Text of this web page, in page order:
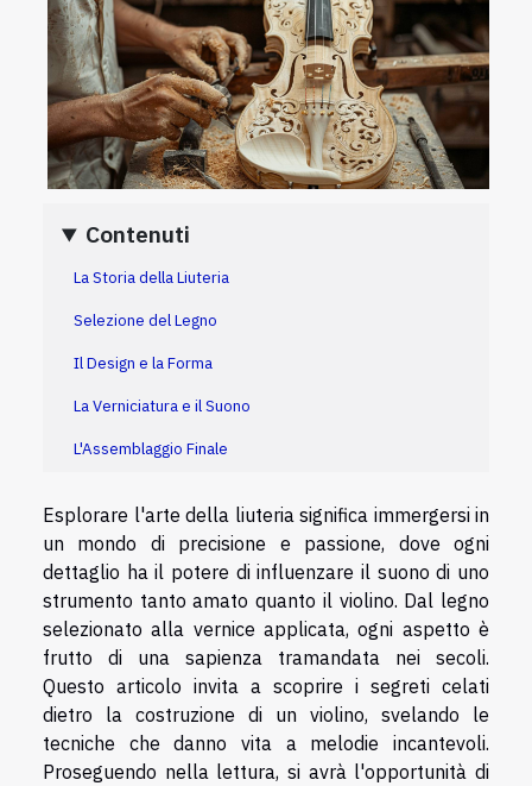
Contenuti
La Storia della Liuteria
Selezione del Legno
Il Design e la Forma
La Verniciatura e il Suono
L'Assemblaggio Finale
Esplorare l'arte della liuteria significa immergersi in
un mondo di precisione e passione, dove ogni
dettaglio ha il potere di influenzare il suono di uno
strumento tanto amato quanto il violino. Dal legno
selezionato alla vernice applicata, ogni aspetto è
frutto di una sapienza tramandata nei secoli.
Questo articolo invita a scoprire i segreti celati
dietro la costruzione di un violino, svelando le
tecniche che danno vita a melodie incantevoli.
Proseguendo nella lettura, si avrà l'opportunità di